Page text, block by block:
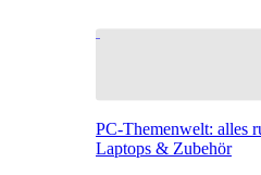
PC-Themenwelt: alles
Laptops & Zubehör